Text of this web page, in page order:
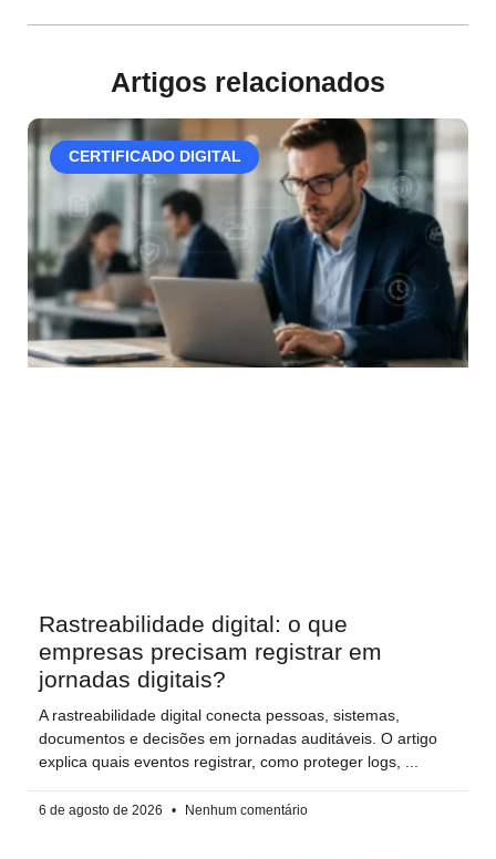
Artigos relacionados
CERTIFICADO DIGITAL
Rastreabilidade digital: o que
empresas precisam registrar em
jornadas digitais?
A rastreabilidade digital conecta pessoas, sistemas,
documentos e decisões em jornadas auditáveis. O artigo
explica quais eventos registrar, como proteger logs,
6 de agosto de 2026 Nenhum comentário